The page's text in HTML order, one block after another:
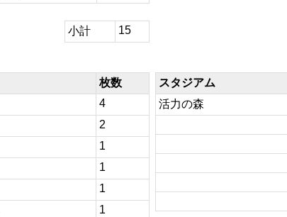
小計 15
枚数
4
2
1
1
1
1
スタジアム
活力の森